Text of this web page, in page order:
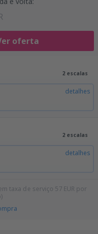
oferta
2 escalas
detalhes
2 escalas
detalhes
taxa de serviço 57 EUR por